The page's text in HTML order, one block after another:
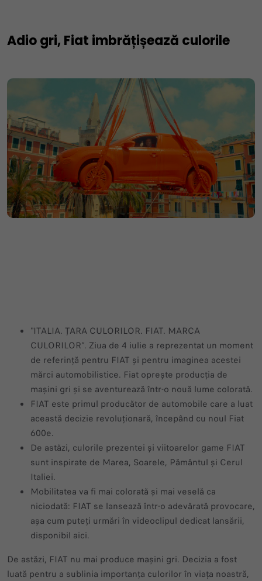
Adio gri, Fiat imbrățișează culorile
"ITALIA. ȚARA CULORILOR.​ FIAT. MARCA
CULORILOR”. Ziua de 4 iulie a reprezentat un moment
de referință pentru FIAT și pentru imaginea acestei
mărci automobilistice. Fiat oprește producția de
mașini gri și se aventurează într-o nouă lume colorată.
FIAT este primul producător de automobile care a luat
această decizie revoluționară, începând cu noul Fiat
600e.
De astăzi, culorile prezentei și viitoarelor game FIAT
sunt inspirate de Marea, Soarele, Pământul și Cerul
Italiei.
Mobilitatea va fi mai colorată și mai veselă ca
niciodată: FIAT se lansează într-o adevărată provocare,
așa cum puteți urmări în videoclipul dedicat lansării,
disponibil aici.
De astăzi, FIAT nu mai produce mașini gri. Decizia a fost
luată pentru a sublinia importanța culorilor în viața noastră,